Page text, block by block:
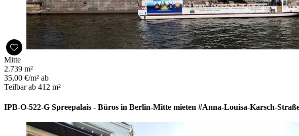
Mitte
2.739 m²
35,00 €/m² ab
Teilbar ab 412 m²
IPB-O-522-G Spreepalais - Büros in Berlin-Mitte mieten #Anna-Louisa-Karsch-